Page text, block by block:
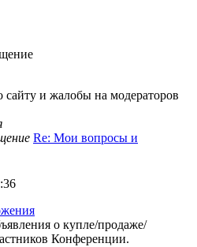
и жалобы на модераторов
Re: Мои вопросы и
о купле/продаже/
Конференции.